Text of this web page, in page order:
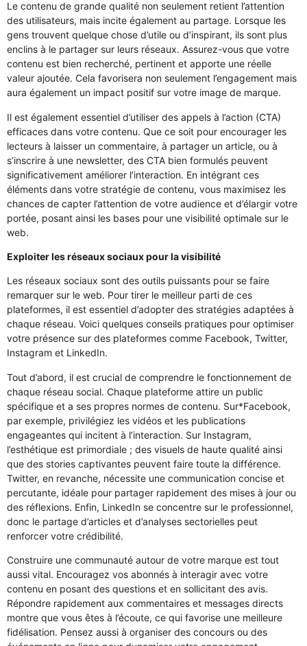
Le contenu de grande qualité non seulement retient l’attention
des utilisateurs, mais incite également au partage. Lorsque les
gens trouvent quelque chose d’utile ou d’inspirant, ils sont plus
enclins à le partager sur leurs réseaux. Assurez-vous que votre
contenu est bien recherché, pertinent et apporte une réelle
valeur ajoutée. Cela favorisera non seulement l’engagement mais
aura également un impact positif sur votre image de marque.
Il est également essentiel d’utiliser des appels à l’action (CTA)
efficaces dans votre contenu. Que ce soit pour encourager les
lecteurs à laisser un commentaire, à partager un article, ou à
s’inscrire à une newsletter, des CTA bien formulés peuvent
significativement améliorer l’interaction. En intégrant ces
éléments dans votre stratégie de contenu, vous maximisez les
chances de capter l’attention de votre audience et d’élargir votre
portée, posant ainsi les bases pour une visibilité optimale sur le
web.
Exploiter les réseaux sociaux pour la visibilité
Les réseaux sociaux sont des outils puissants pour se faire
remarquer sur le web. Pour tirer le meilleur parti de ces
plateformes, il est essentiel d’adopter des stratégies adaptées à
chaque réseau. Voici quelques conseils pratiques pour optimiser
votre présence sur des plateformes comme Facebook, Twitter,
Instagram et LinkedIn.
Tout d’abord, il est crucial de comprendre le fonctionnement de
chaque réseau social. Chaque plateforme attire un public
spécifique et a ses propres normes de contenu. Sur*Facebook,
par exemple, privilégiez les vidéos et les publications
engageantes qui incitent à l’interaction. Sur Instagram,
l’esthétique est primordiale ; des visuels de haute qualité ainsi
que des stories captivantes peuvent faire toute la différence.
Twitter, en revanche, nécessite une communication concise et
percutante, idéale pour partager rapidement des mises à jour ou
des réflexions. Enfin, LinkedIn se concentre sur le professionnel,
donc le partage d’articles et d’analyses sectorielles peut
renforcer votre crédibilité.
Construire une communauté autour de votre marque est tout
aussi vital. Encouragez vos abonnés à interagir avec votre
contenu en posant des questions et en sollicitant des avis.
Répondre rapidement aux commentaires et messages directs
montre que vous êtes à l’écoute, ce qui favorise une meilleure
fidélisation. Pensez aussi à organiser des concours ou des